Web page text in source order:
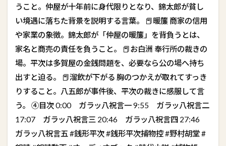
うこと。仲屋が十年前に身代限りとなり、錦太郎が貧し
い境遇に落ちた背景を説明する言葉。 📕暖簾 商家の信用
や家業の象徴。錦太郎が「仲屋の暖簾」を背負うとは、
家名と商売の責任を負うこと。 📕お白洲 奉行所の裁きの
場。平次は多賀屋の金銭問題を、必要なら公の場へ持ち
出すと迫る。 📕溜飲が下がる 胸のつかえが取れてすっき
りすること。八五郎が事件後、平次の裁きに感服して言
う。 ④目次 0:00 ガラッ八祝言一 9:55 ガラッ八祝言二
17:07 ガラッ八祝言三 20:46 ガラッ八祝言四 27:46
ガラッ八祝言五 #銭形平次 #銭形平次捕物控 #野村胡堂 #